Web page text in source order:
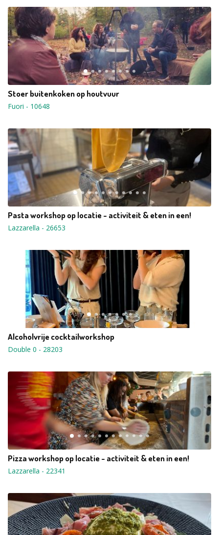
Stoer buitenkoken op houtvuur
Fuori - 10648
Pasta workshop op locatie - activiteit & eten in een!
Lazzarella - 26653
Alcoholvrije cocktailworkshop
Double 0 - 28203
Pizza workshop op locatie - activiteit & eten in een!
Lazzarella - 22341